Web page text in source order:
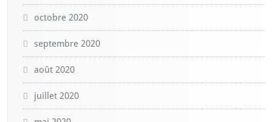
octobre 2020
septembre 2020
août 2020
juillet 2020